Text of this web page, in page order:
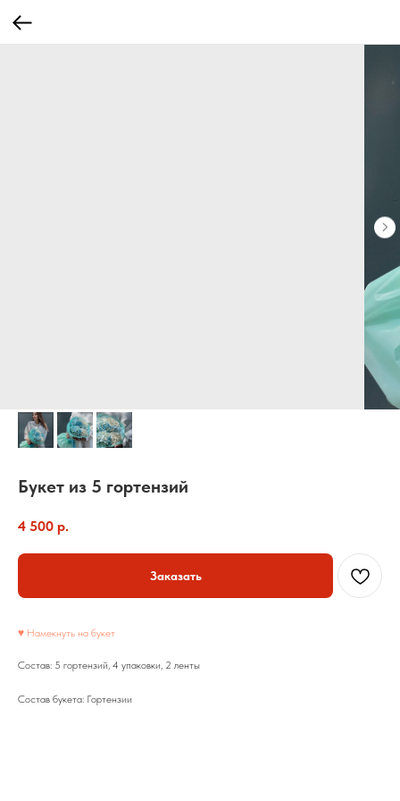
Букет из 5 гортензий
4 500 р.
Заказать
♥ Намекнуть на букет
Состав: 5 гортензий, 4 упаковки, 2 ленты
Состав букета: Гортензии